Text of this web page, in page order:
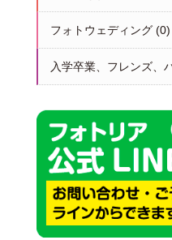
フォトウェディング(0)
入学卒業、フレンズ、